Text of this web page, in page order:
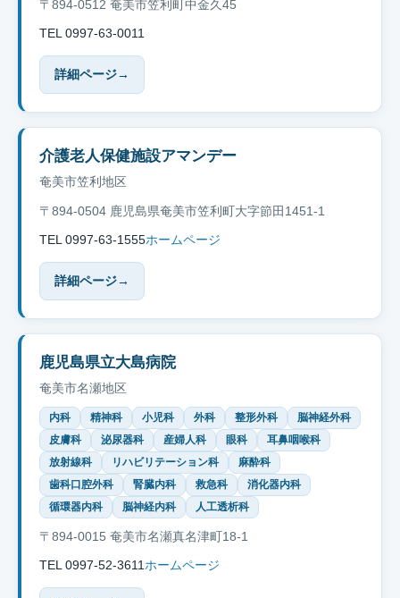
〒894-0512 奄美市笠利町中金久45
TEL 0997-63-0011
詳細ページ→
介護老人保健施設アマンデー
奄美市笠利地区
〒894-0504 鹿児島県奄美市笠利町大字節田1451-1
TEL 0997-63-1555ホームページ
詳細ページ→
鹿児島県立大島病院
奄美市名瀬地区
内科 精神科 小児科 外科 整形外科
脳神経外科
皮膚科
泌尿器科 産婦人科 眼科
耳鼻咽喉科
放射線科
リハビリテーション科
麻酔科
歯科口腔外科
腎臓内科 救急科
消化器内科
循環器内科
脳神経内科 人工透析科
〒894-0015 奄美市名瀬真名津町18-1
TEL 0997-52-3611ホームページ